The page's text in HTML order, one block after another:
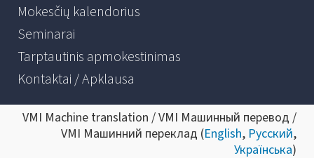
Mokesčių kalendorius
Seminarai
Tarptautinis apmokestinimas
Kontaktai / Apklausa
VMI Machine translation / VMI Машинный перевод /
VMI Машинний переклад (English, Русский,
Українська)